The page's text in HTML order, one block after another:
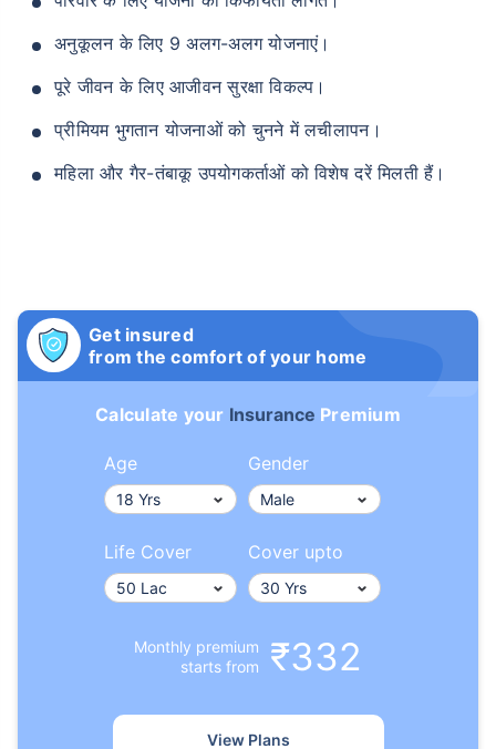
अनुकूलन के लिए 9 अलग-अलग योजनाएं।
पूरे जीवन के लिए आजीवन सुरक्षा विकल्प।
प्रीमियम भुगतान योजनाओं को चुनने में लचीलापन।
महिला और गैर-तंबाकू उपयोगकर्ताओं को विशेष दरें मिलती हैं।
Get insured
from the comfort of your home
Calculate your Insurance Premium
Age Gender
Life Cover Cover upto
Monthly premium
starts from
₹332
View Plans
₹ 1,376/माह
आपके परिवार की सुरक्षा बस एक कदम दूर है
*₹1,376 प्रति माह, 1 करोड़ के टर्म लाइफ इंश्योरेंस की शुरुआती कीमत है — एक गैर-धूम्रपान करने वाले व्यक्ति के लिए, जिसे
कोई पूर्व-मौजूदा बीमारी नहीं है, 56 वर्ष की आयु तक कवर।